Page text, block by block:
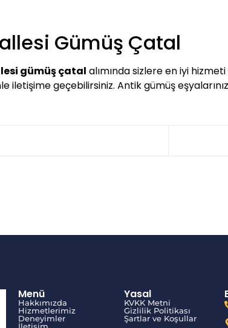
Gümüş Çatal
gümüş çatal alımında sizlere en iyi
geçebilirsiniz. Antik gümüş
Menü
Hakkımızda
Hizmetlerimiz
Deneyimler
Yasal
KVKK Metni
Gizlilik Politikası
Şartlar ve Koşullar